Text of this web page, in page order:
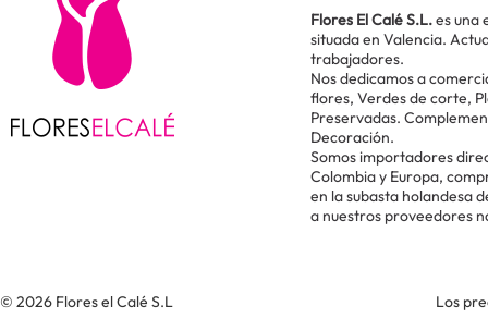
Flores El Calé S.L.es una
situada en Valencia.
trabajadores.
Nos dedicamos a
flores, Verdes de corte,
Preservadas.
Decoración.
Somos importadores
Colombia y Europa,
en la subasta holandesa
a nuestros proveedores
© 2026 Flores el Calé S.L Los